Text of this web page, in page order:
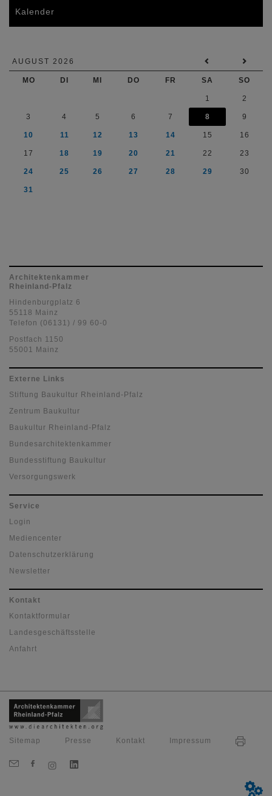
Kalender
AUGUST 2026
MO DI MI DO FR SA SO
1 2
3 4 5 6 7 8 9
10 11 12 13 14 15 16
17 18 19 20 21 22 23
24 25 26 27 28 29 30
31
Architektenkammer
Rheinland-Pfalz
Hindenburgplatz 6
55118 Mainz
Telefon (06131) / 99 60-0
Postfach 1150
55001 Mainz
Externe Links
Stiftung Baukultur Rheinland-Pfalz
Zentrum Baukultur
Baukultur Rheinland-Pfalz
Bundesarchitektenkammer
Bundesstiftung Baukultur
Versorgungswerk
Service
Login
Mediencenter
Datenschutzerklärung
Newsletter
Kontakt
Kontaktformular
Landesgeschäftsstelle
Anfahrt
Sitemap Presse Kontakt Impressum